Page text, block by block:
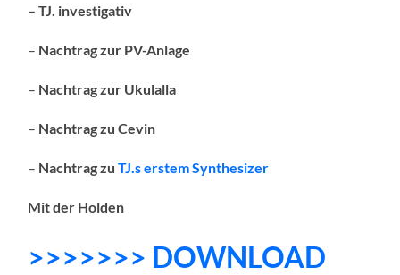
– TJ. investigativ
– Nachtrag zur PV-Anlage
– Nachtrag zur Ukulalla
– Nachtrag zu Cevin
– Nachtrag zuTJ.s erstem Synthesizer
Mit der Holden
>>>>>>> DOWNLOAD